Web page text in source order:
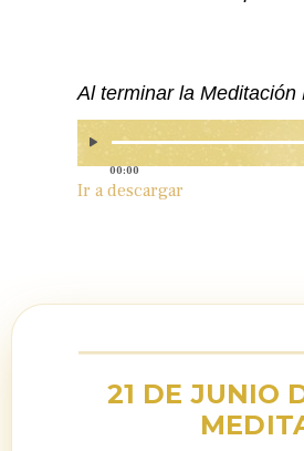
Al terminar la
00:00
Ir a descargar
21 DE JUNIO